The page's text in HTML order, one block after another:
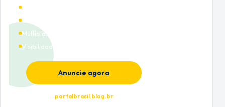
Múltiplas categorias
Visibilidade premium
Anuncie agora
portalbrasil.blog.br